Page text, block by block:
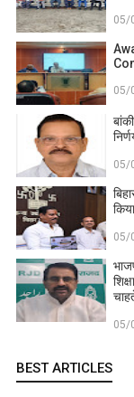
05/
05/
05/
05/
05/
BEST ARTICLES